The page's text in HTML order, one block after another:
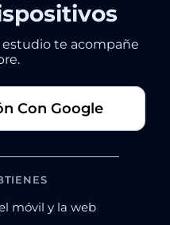
estudio te acompañe
Con Google
móvil y la web